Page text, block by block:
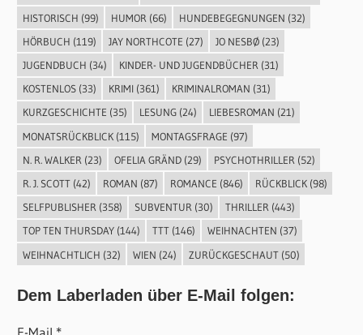
HISTORISCH (99) HUMOR (66) HUNDEBEGEGNUNGEN (32)
HÖRBUCH (119) JAY NORTHCOTE (27) JO NESBØ(23)
JUGENDBUCH (34) KINDER- UND JUGENDBÜCHER (31)
KOSTENLOS(33) KRIMI(361) KRIMINALROMAN (31)
KURZGESCHICHTE (35) LESUNG(24) LIEBESROMAN (21)
MONATSRÜCKBLICK(115) MONTAGSFRAGE (97)
N. R. WALKER (23) OFELIA GRÄND(29) PSYCHOTHRILLER (52)
R. J. SCOTT(42) ROMAN (87) ROMANCE (846) RÜCKBLICK(98)
SELFPUBLISHER (358) SUBVENTUR (30) THRILLER (443)
TOP TEN THURSDAY(144) TTT(146) WEIHNACHTEN (37)
WEIHNACHTLICH (32) WIEN (24) ZURÜCKGESCHAUT(50)
Dem Laberladen über E-Mail folgen: